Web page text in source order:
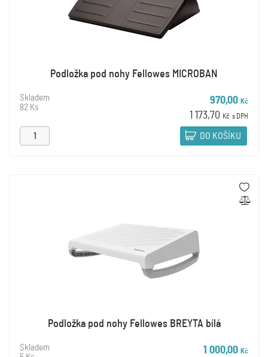
Podložka pod nohy Fellowes MICROBAN
Skladem
82 Ks
970,00 Kč
1 173,70 Kč s DPH
DO KOŠÍKU
Podložka pod nohy Fellowes BREYTA bílá
Skladem
1 000,00 Kč